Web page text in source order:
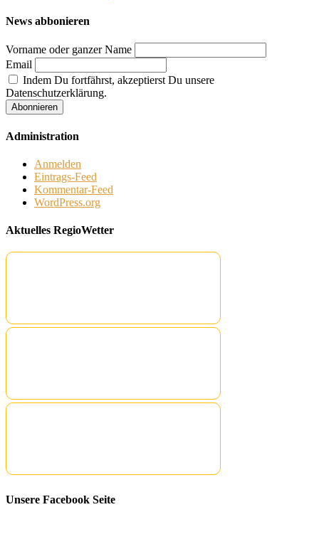
News abbonieren
Vorname oder ganzer Name
Email
Indem Du fortfährst, akzeptierst Du unsere
Datenschutzerklärung.
Administration
Anmelden
Eintrags-Feed
Kommentar-Feed
WordPress.org
Aktuelles RegioWetter
Unsere Facebook Seite